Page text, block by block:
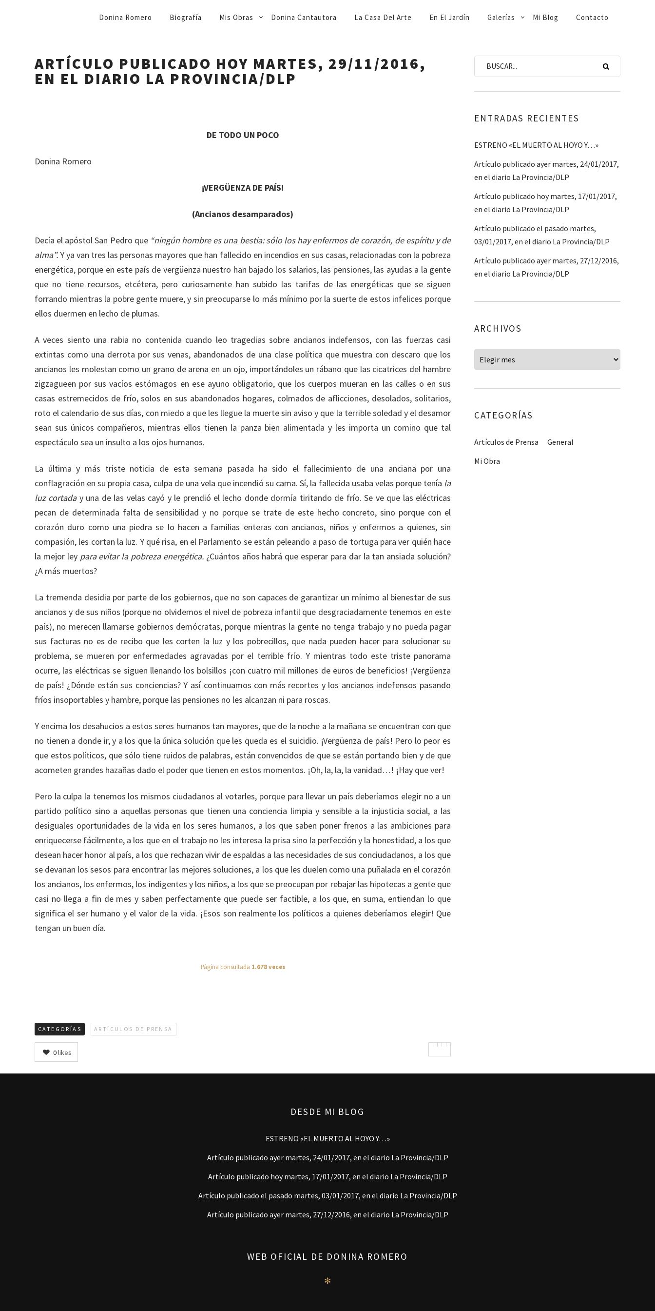
NAVEGACIÓN
Donina Romero Biografía Mis Obras Donina Cantautora La Casa Del Arte En El Jardín Galerías Mi Blog Contacto
ARTÍCULO PUBLICADO HOY MARTES, 29/11/2016,
EN EL DIARIO LA PROVINCIA/DLP
DE TODO UN POCO
Donina Romero
¡VERGÜENZA DE PAÍS!
(Ancianos desamparados)
Decía el apóstol San Pedro que “ningún hombre es una bestia: sólo los hay enfermos de corazón, de espíritu y de
alma”.Y ya van tres las personas mayores que han fallecido en incendios en sus casas, relacionadas con la pobreza
energética, porque en este país de vergüenza nuestro han bajado los salarios, las pensiones, las ayudas a la gente
que no tiene recursos, etcétera, pero curiosamente han subido las tarifas de las energéticas que se siguen
forrando mientras la pobre gente muere, y sin preocuparse lo más mínimo por la suerte de estos infelices porque
ellos duermen en lecho de plumas.
A veces siento una rabia no contenida cuando leo tragedias sobre ancianos indefensos, con las fuerzas casi
extintas como una derrota por sus venas, abandonados de una clase política que muestra con descaro que los
ancianos les molestan como un grano de arena en un ojo, importándoles un rábano que las cicatrices del hambre
zigzagueen por sus vacíos estómagos en ese ayuno obligatorio, que los cuerpos mueran en las calles o en sus
casas estremecidos de frío, solos en sus abandonados hogares, colmados de aflicciones, desolados, solitarios,
roto el calendario de sus días, con miedo a que les llegue la muerte sin aviso y que la terrible soledad y el desamor
sean sus únicos compañeros, mientras ellos tienen la panza bien alimentada y les importa un comino que tal
espectáculo sea un insulto a los ojos humanos.
La última y más triste noticia de esta semana pasada ha sido el fallecimiento de una anciana por una
conflagración en su propia casa, culpa de una vela que incendió su cama. Sí, la fallecida usaba velas porque tenía la
luz cortaday una de las velas cayó y le prendió el lecho donde dormía tiritando de frío. Se ve que las eléctricas
pecan de determinada falta de sensibilidad y no porque se trate de este hecho concreto, sino porque con el
corazón duro como una piedra se lo hacen a familias enteras con ancianos, niños y enfermos a quienes, sin
compasión, les cortan la luz. Y qué risa, en el Parlamento se están peleando a paso de tortuga para ver quién hace
la mejor ley para evitar la pobreza energética. ¿Cuántos años habrá que esperar para dar la tan ansiada solución?
¿A más muertos?
La tremenda desidia por parte de los gobiernos, que no son capaces de garantizar un mínimo al bienestar de sus
ancianos y de sus niños (porque no olvidemos el nivel de pobreza infantil que desgraciadamente tenemos en este
país), no merecen llamarse gobiernos demócratas, porque mientras la gente no tenga trabajo y no pueda pagar
sus facturas no es de recibo que les corten la luz y los pobrecillos, que nada pueden hacer para solucionar su
problema, se mueren por enfermedades agravadas por el terrible frío. Y mientras todo este triste panorama
ocurre, las eléctricas se siguen llenando los bolsillos ¡con cuatro mil millones de euros de beneficios! ¡Vergüenza
de país! ¿Dónde están sus conciencias? Y así continuamos con más recortes y los ancianos indefensos pasando
fríos insoportables y hambre, porque las pensiones no les alcanzan ni para roscas.
Y encima los desahucios a estos seres humanos tan mayores, que de la noche a la mañana se encuentran con que
no tienen a donde ir, y a los que la única solución que les queda es el suicidio. ¡Vergüenza de país! Pero lo peor es
que estos políticos, que sólo tiene ruidos de palabras, están convencidos de que se están portando bien y de que
acometen grandes hazañas dado el poder que tienen en estos momentos. ¡Oh, la, la, la vanidad…! ¡Hay que ver!
Pero la culpa la tenemos los mismos ciudadanos al votarles, porque para llevar un país deberíamos elegir no a un
partido político sino a aquellas personas que tienen una conciencia limpia y sensible a la injusticia social, a las
desiguales oportunidades de la vida en los seres humanos, a los que saben poner frenos a las ambiciones para
enriquecerse fácilmente, a los que en el trabajo no les interesa la prisa sino la perfección y la honestidad, a los que
desean hacer honor al país, a los que rechazan vivir de espaldas a las necesidades de sus conciudadanos, a los que
se devanan los sesos para encontrar las mejores soluciones, a los que les duelen como una puñalada en el corazón
los ancianos, los enfermos, los indigentes y los niños, a los que se preocupan por rebajar las hipotecas a gente que
casi no llega a fin de mes y saben perfectamente que puede ser factible, a los que, en suma, entiendan lo que
significa el ser humano y el valor de la vida. ¡Esos son realmente los políticos a quienes deberíamos elegir! Que
tengan un buen día.
Página consultada 1.678 veces
CATEGORÍAS ARTÍCULOS DE PRENSA
0likes
ENTRADAS RECIENTES
ESTRENO «EL MUERTO AL HOYO Y…»
Artículo publicado ayer martes, 24/01/2017,
en el diario La Provincia/DLP
Artículo publicado hoy martes, 17/01/2017,
en el diario La Provincia/DLP
Artículo publicado el pasado martes,
03/01/2017, en el diario La Provincia/DLP
Artículo publicado ayer martes, 27/12/2016,
en el diario La Provincia/DLP
ARCHIVOS
CATEGORÍAS
Artículos de Prensa
General
Mi Obra
DESDE MI BLOG
ESTRENO «EL MUERTO AL HOYO Y…»
Artículo publicado ayer martes, 24/01/2017, en el diario La Provincia/DLP
Artículo publicado hoy martes, 17/01/2017, en el diario La Provincia/DLP
Artículo publicado el pasado martes, 03/01/2017, en el diario La Provincia/DLP
Artículo publicado ayer martes, 27/12/2016, en el diario La Provincia/DLP
WEB OFICIAL DE DONINA ROMERO
✻